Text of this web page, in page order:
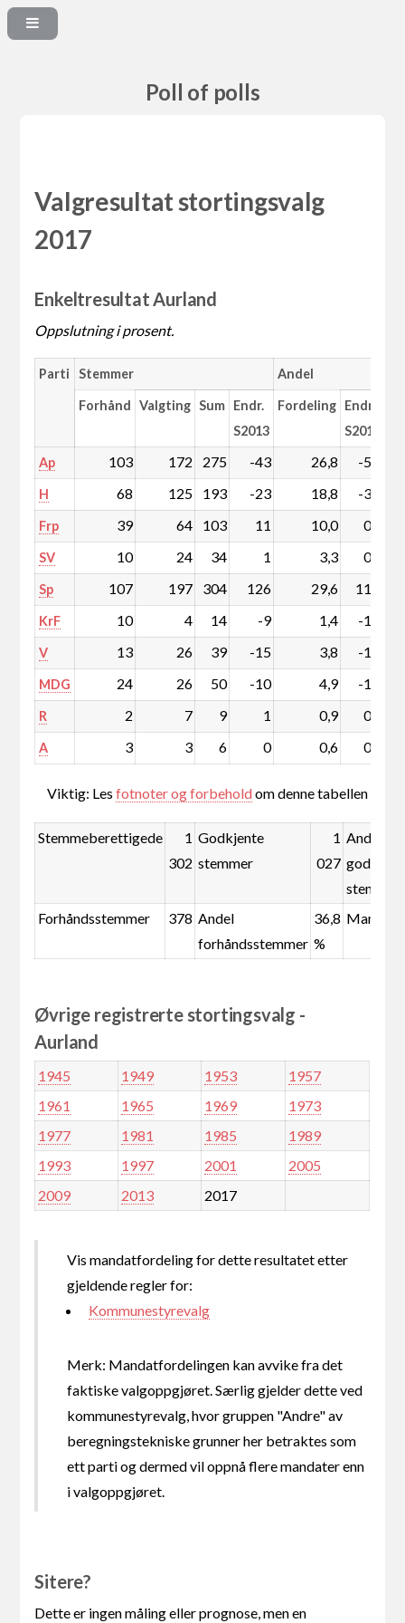
Poll of polls
Valgresultat stortingsvalg
2017
Enkeltresultat Aurland
Oppslutning i prosent.
Parti Stemmer Andel
Forhånd Valgting Sum Endr.
S2013
Fordeling Endr.
S2013
Ap 103 172 275 -43 26,8 -5,4
H 68 125 193 -23 18,8 -3,1
Frp 39 64 103 11 10,0 0,7
SV 10 24 34 1 3,3 0,0
Sp 107 197 304 126 29,6 11,6
KrF 10 4 14 -9 1,4 -1,0
V 13 26 39 -15 3,8 -1,7
MDG 24 26 50 -10 4,9 -1,2
R 2 7 9 1 0,9 0,1
A 3 3 6 0 0,6 0,0
Viktig: Lesfotnoter og forbeholdom denne tabellen
Stemmeberettigede
1
302
Godkjente
stemmer
1
027
Andel
stemmer
Forhåndsstemmer
378 Andel
forhåndsstemmer
36,8
%
Øvrige registrerte stortingsvalg -
Aurland
1945 1949 1953
1957
1961
1965 1969
1973
1977
1981 1985
1989
1993
1997 2001
2005
2009
2013 2017
Vis mandatfordeling for dette resultatet etter
gjeldende regler for:
Kommunestyrevalg
Merk: Mandatfordelingen kan avvike fra det
faktiske valgoppgjøret. Særlig gjelder dette ved
kommunestyrevalg, hvor gruppen "Andre" av
beregningstekniske grunner her betraktes som
ett parti og dermed vil oppnå flere mandater enn
i valgoppgjøret.
Sitere?
Dette er ingen måling eller prognose, men en